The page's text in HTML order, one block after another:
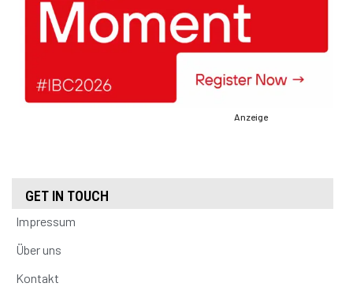
Anzeige
GET IN TOUCH
Impressum
Über uns
Kontakt